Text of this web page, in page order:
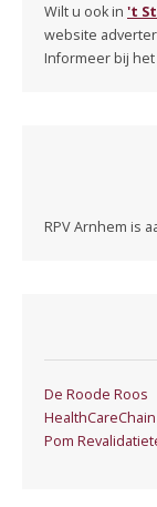
Wilt u ook in 't
website
Informeer bij het
RPV Arnhem is
De Roode Roos
HealthCareChain
Pom